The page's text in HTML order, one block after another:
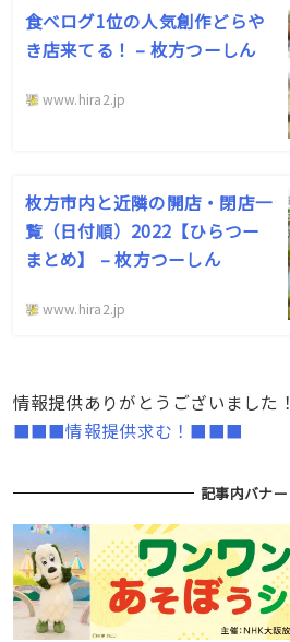
食べログ1位の人気創作どらや
き店来てる！ – 枚方つーしん
www.hira2.jp
枚方市内と近隣の開店・閉店一
覧（日付順）2022【ひらつー
まとめ】 – 枚方つーしん
www.hira2.jp
情報提供ありがとうございました！
■■■情報提供求む！■■■
記事内バナー